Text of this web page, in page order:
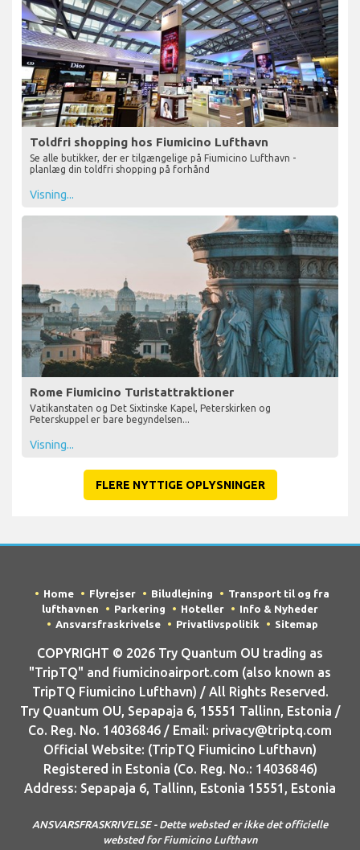
Toldfri shopping hos Fiumicino Lufthavn
Se alle butikker, der er tilgængelige på Fiumicino Lufthavn -
planlæg din toldfri shopping på forhånd
Visning...
Rome Fiumicino Turistattraktioner
Vatikanstaten og Det Sixtinske Kapel, Peterskirken og
Peterskuppel er bare begyndelsen...
Visning...
FLERE NYTTIGE OPLYSNINGER
Home Flyrejser Biludlejning
Transport til og fra
lufthavnen
Parkering Hoteller
Info & Nyheder
Ansvarsfraskrivelse
Privatlivspolitik Sitemap
COPYRIGHT © 2026 Try Quantum OU trading as
"TripTQ" and fiumicinoairport.com (also known as
TripTQ Fiumicino Lufthavn) / All Rights Reserved.
Try Quantum OU, Sepapaja 6, 15551 Tallinn, Estonia /
Co. Reg. No. 14036846 / Email: privacy@triptq.com
Official Website: (TripTQ Fiumicino Lufthavn)
Registered in Estonia (Co. Reg. No.: 14036846)
Address: Sepapaja 6, Tallinn, Estonia 15551, Estonia
ANSVARSFRASKRIVELSE - Dette websted er ikke det officielle
websted for Fiumicino Lufthavn